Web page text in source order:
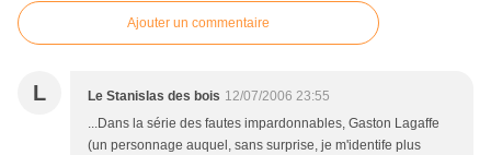
Ajouter un commentaire
L Le Stanislas des bois 12/07/2006 23:55
...Dans la série des fautes impardonnables, Gaston Lagaffe
(un personnage auquel, sans surprise, je m'identife plus